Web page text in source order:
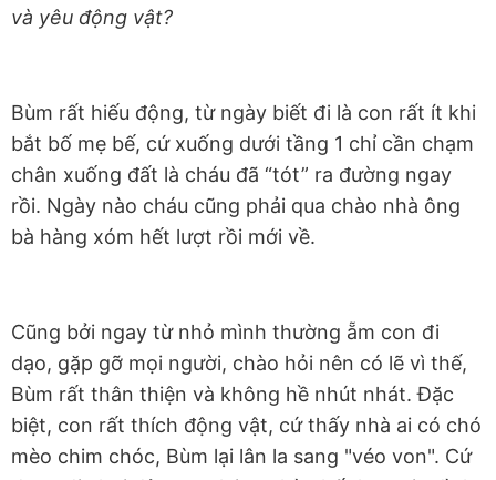
và yêu động vật?
Bùm rất hiếu động, từ ngày biết đi là con rất ít khi
bắt bố mẹ bế, cứ xuống dưới tầng 1 chỉ cần chạm
chân xuống đất là cháu đã “tót” ra đường ngay
rồi. Ngày nào cháu cũng phải qua chào nhà ông
bà hàng xóm hết lượt rồi mới về.
Cũng bởi ngay từ nhỏ mình thường ẵm con đi
dạo, gặp gỡ mọi người, chào hỏi nên có lẽ vì thế,
Bùm rất thân thiện và không hề nhút nhát. Đặc
biệt, con rất thích động vật, cứ thấy nhà ai có chó
mèo chim chóc, Bùm lại lân la sang "véo von". Cứ